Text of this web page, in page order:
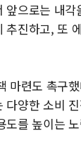
앞으로는 내
추진하고, 또
마련도 촉구
다양한 소비
도를 높이는